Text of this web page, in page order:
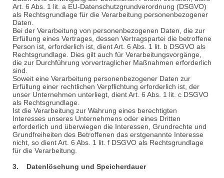
Art. 6 Abs. 1 lit. a EU-Datenschutzgrundverordnung (DSGVO)
als Rechtsgrundlage für die Verarbeitung personenbezogener
Daten.
Bei der Verarbeitung von personenbezogenen Daten, die zur
Erfüllung eines Vertrages, dessen Vertragspartei die betroffene
Person ist, erforderlich ist, dient Art. 6 Abs. 1 lit. b DSGVO als
Rechtsgrundlage. Dies gilt auch für Verarbeitungsvorgänge,
die zur Durchführung vorvertraglicher Maßnahmen erforderlich
sind.
Soweit eine Verarbeitung personenbezogener Daten zur
Erfüllung einer rechtlichen Verpflichtung erforderlich ist, der
unser Unternehmen unterliegt, dient Art. 6 Abs. 1 lit. c DSGVO
als Rechtsgrundlage.
Ist die Verarbeitung zur Wahrung eines berechtigten
Interesses unseres Unternehmens oder eines Dritten
erforderlich und überwiegen die Interessen, Grundrechte und
Grundfreiheiten des Betroffenen das erstgenannte Interesse
nicht, so dient Art. 6 Abs. 1 lit. f DSGVO als Rechtsgrundlage
für die Verarbeitung.
3. Datenlöschung und Speicherdauer